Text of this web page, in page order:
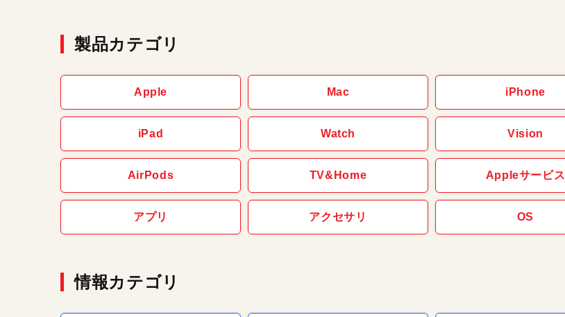
製品カテゴリ
Apple Mac iPhone
iPad Watch Vision
AirPods TV&Home Appleサービス
アプリ アクセサリ OS
情報カテゴリ